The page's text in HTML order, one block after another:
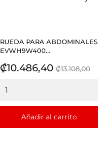
RUEDA PARA ABDOMINALES
EVWH9W400...
Precio
₡10.486,40 Precio
₡13.108,00
Añadir al carrito